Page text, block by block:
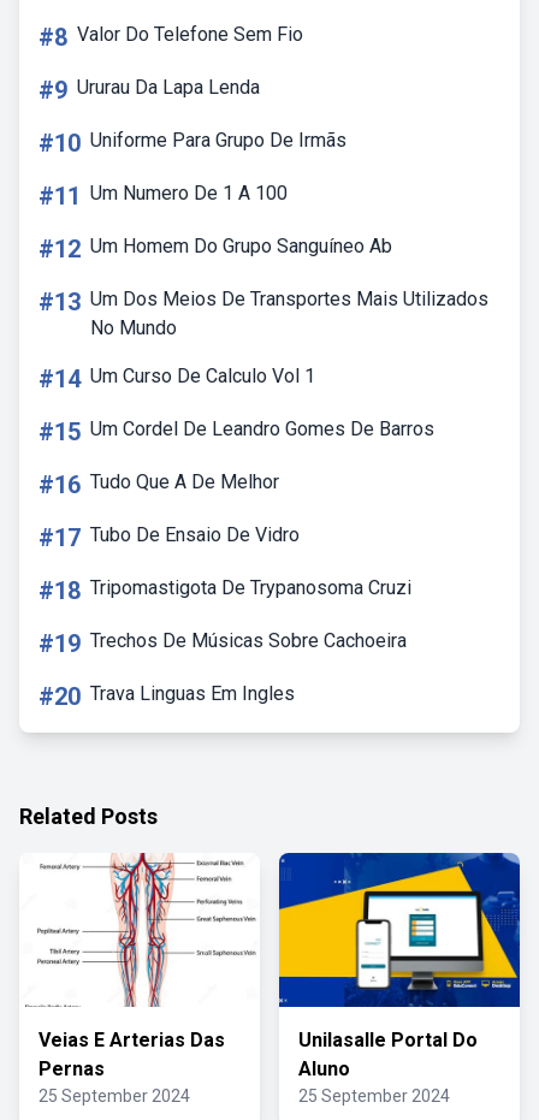
#8 Valor Do Telefone Sem Fio
#9 Ururau Da Lapa Lenda
#10 Uniforme Para Grupo De Irmãs
#11 Um Numero De 1 A 100
#12 Um Homem Do Grupo Sanguíneo Ab
#13 Um Dos Meios De Transportes Mais Utilizados
No Mundo
#14 Um Curso De Calculo Vol 1
#15 Um Cordel De Leandro Gomes De Barros
#16 Tudo Que A De Melhor
#17 Tubo De Ensaio De Vidro
#18 Tripomastigota De Trypanosoma Cruzi
#19 Trechos De Músicas Sobre Cachoeira
#20 Trava Linguas Em Ingles
Related Posts
Veias E Arterias Das
Pernas
25 September 2024
Unilasalle Portal Do
Aluno
25 September 2024